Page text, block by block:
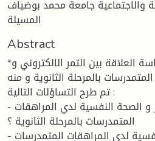
والاجتماعية جامعة محمد بوضياف
المسيلة
Abstract
*هدفت الدراسة الحالية لدراسة العلاقة بين التمر الالكتروني و
بالمرحلة الثانوية و منه
تم طرح التساؤلات التالية :
- هل توجد علاقة بين التنمر و الصحة النفسية لدي المراهقات
المتمدرسات بالمرحلة الثانوية ؟
- ما مستوي الصحة النفسية لدي المراهقات المتمدرسات